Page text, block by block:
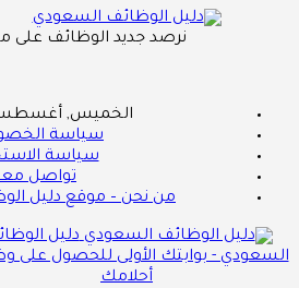
نرصد جديد الوظائف على
الخميس, أغسطس 6,
سياسة
سياسة
تواصل
من نحن – موقع دليل
دليل
السعودي - بوابتك الأولى للحصول على
أحلامك